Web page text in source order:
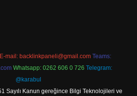
E-mail: backlinkpaneli@gmail.com Teams:
Whatsapp: 0262 606 0 726 Telegram:
@karabul
Sayılı Kanun gereğince Bilgi Teknolojileri ve